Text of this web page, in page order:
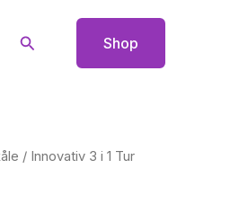
Søg Shop
/ Innovativ 3 i 1 Tur